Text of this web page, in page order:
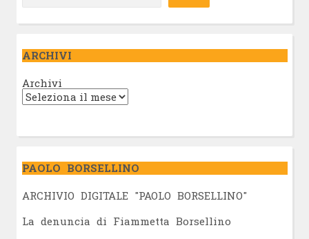
ARCHIVI
Archivi
PAOLO BORSELLINO
ARCHIVIO DIGITALE "PAOLO BORSELLINO"
La denuncia di Fiammetta Borsellino